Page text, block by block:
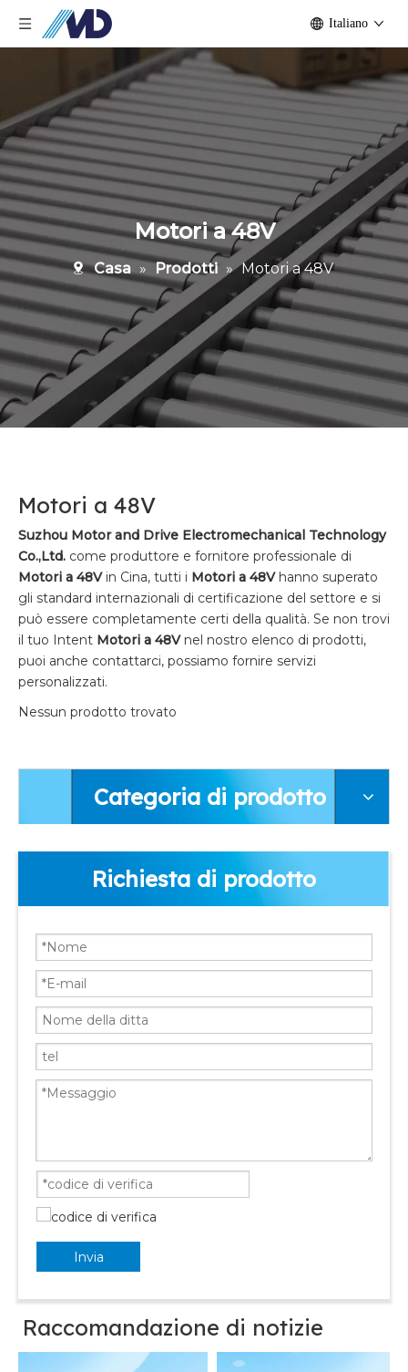
Italiano
Motori a 48V
Casa » Prodotti » Motori a 48V
Motori a 48V
Suzhou Motor and Drive Electromechanical Technology
Co.,Ltd. come produttore e fornitore professionale di
Motori a 48Vin Cina, tutti i Motori a 48Vhanno superato
gli standard internazionali di certificazione del settore e si
può essere completamente certi della qualità. Se non trovi
il tuo Intent Motori a 48Vnel nostro elenco di prodotti,
puoi anche contattarci, possiamo fornire servizi
personalizzati.
Nessun prodotto trovato
Categoria di prodotto
Richiesta di prodotto
Invia
Raccomandazione di notizie